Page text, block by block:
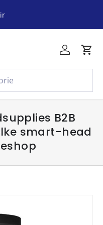
Inloggen
B2B
smart-head